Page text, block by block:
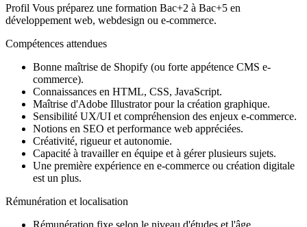
Profil Vous préparez une formation Bac+2 à Bac+5 en
développement web, webdesign ou e-commerce.
Compétences attendues
Bonne maîtrise de Shopify (ou forte appétence CMS e-
commerce).
Connaissances en HTML, CSS, JavaScript.
Maîtrise d'Adobe Illustrator pour la création graphique.
Sensibilité UX/UI et compréhension des enjeux e-commerce.
Notions en SEO et performance web appréciées.
Créativité, rigueur et autonomie.
Capacité à travailler en équipe et à gérer plusieurs sujets.
Une première expérience en e-commerce ou création digitale
est un plus.
Rémunération et localisation